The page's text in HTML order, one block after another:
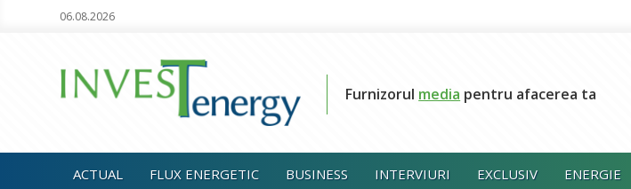
06.08.2026
Furnizorul media pentru afacerea ta
ACTUAL FLUX ENERGETIC BUSINESS INTERVIURI EXCLUSIV ENERGIE